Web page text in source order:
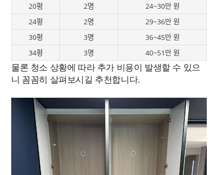
20평
2명
24~30만 원
24평
2명
29~36만 원
30평
3명
36~45만 원
34평
3명 40~51만 원
물론 청소 상황에 따라 추가 비용이 발생할 수 있으
니 꼼꼼히 살펴보시길 추천합니다.